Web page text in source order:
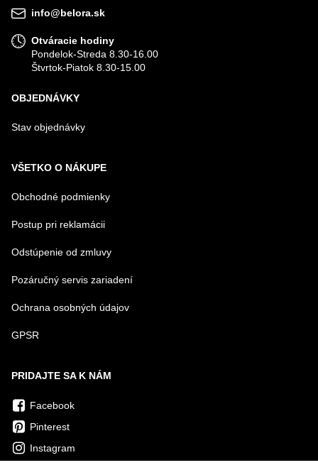
info@belora.sk
Otváracie hodiny
Pondelok-Streda 8.30-16.00
Štvrtok-Piatok 8.30-15.00
OBJEDNÁVKY
Stav objednávky
VŠETKO O NÁKUPE
Obchodné podmienky
Postup pri reklamácii
Odstúpenie od zmluvy
Pozáručný servis zariadení
Ochrana osobných údajov
GPSR
PRIDAJTE SA K NÁM
Facebook
Pinterest
Instagram